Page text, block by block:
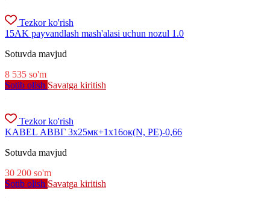
Tezkor ko'rish
15AK payvandlash mash'alasi uchun nozul 1.0
Sotuvda mavjud
8 535 so'm
Sotib olish Savatga kiritish
Tezkor ko'rish
KABEL АВВГ 3х25мк+1х16ок(N, PE)-0,66
Sotuvda mavjud
30 200 so'm
Sotib olish Savatga kiritish